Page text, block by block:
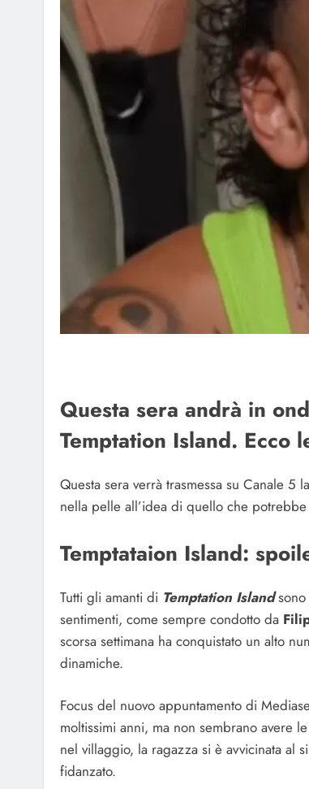
Questa sera andrà in
Temptation Island. Ecco
Questa sera verrà trasmessa su Canale 5
nella pelle all’idea di quello che
Temptataion Island:
Tutti gli amanti di Temptation Island
sentimenti, come sempre condotto da
scorsa settimana ha conquistato un alto
dinamiche.
Focus del nuovo appuntamento di
moltissimi anni, ma non sembrano avere
nel villaggio, la ragazza si è avvicinata al
fidanzato.